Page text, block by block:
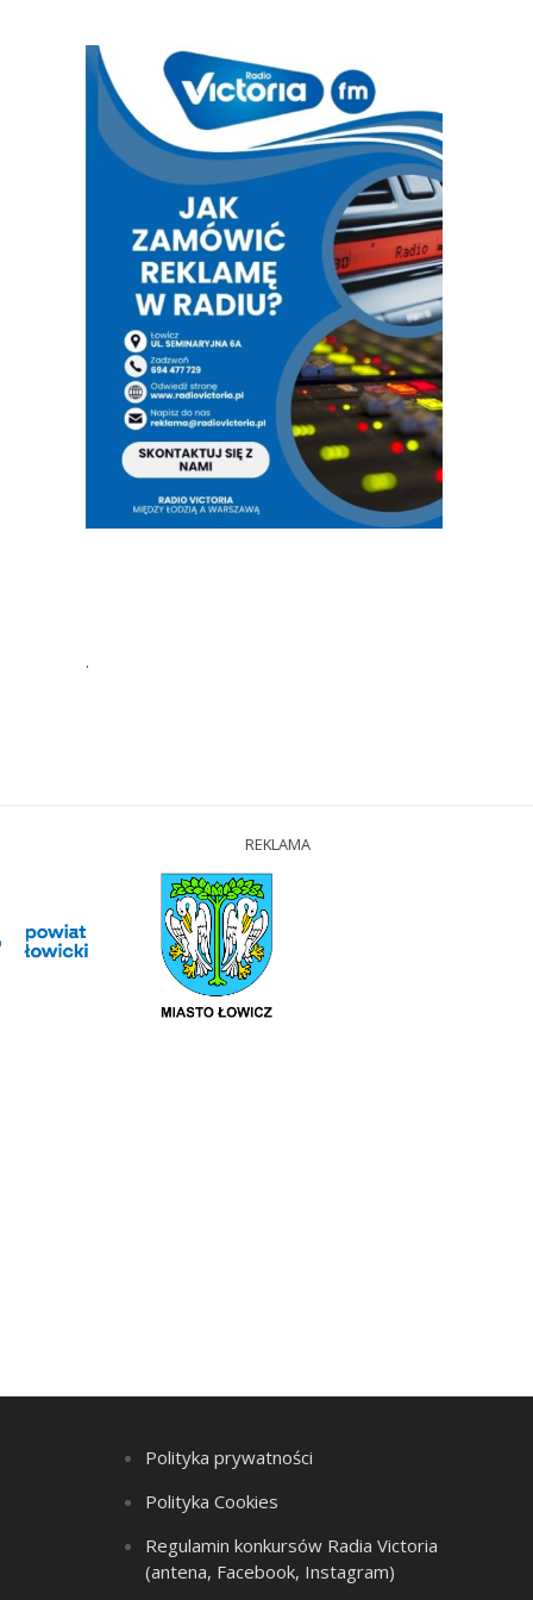
.
REKLAMA
Polityka prywatności
Polityka Cookies
Regulamin konkursów Radia Victoria
(antena, Facebook, Instagram)